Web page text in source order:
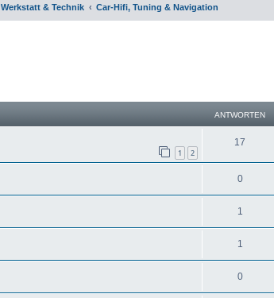
Werkstatt & Technik Car-Hifi, Tuning & Navigation
ANTWORTEN
1 2
17
0
1
1
0